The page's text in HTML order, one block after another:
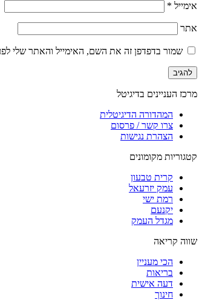
אימייל *
אתר
שמור בדפדפן זה את השם, האימייל והאתר שלי
מרכז העניינים בדיגיטל
המהדורה הדיגיטלית
צרו קשר / פרסום
הצהרת נגישות
קטגוריות מקומונים
קרית טבעון
עמק יזרעאל
רמת ישי
יקנעם
מגדל העמק
שווה קריאה
הכי מעניין
בריאות
דעה אישית
חינוך